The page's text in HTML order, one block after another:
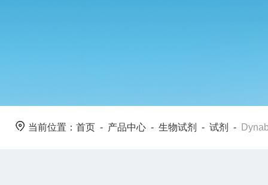
当前位置： 首页 - 产品中心 - 生物试剂 - 试剂 -